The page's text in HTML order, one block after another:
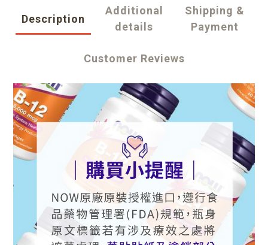
Description
Additional
details
Shipping &
Payment
Customer Reviews